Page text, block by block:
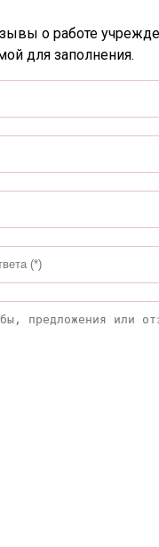
о работе
для заполнения.